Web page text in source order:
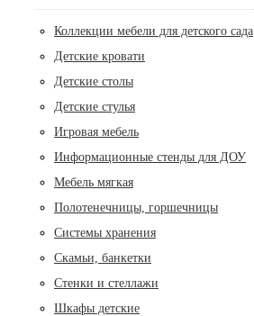
Коллекции мебели для детского сада
Детские кровати
Детские столы
Детские стулья
Игровая мебель
Информационные стенды для ДОУ
Мебель мягкая
Полотенечницы, горшечницы
Системы хранения
Скамьи, банкетки
Стенки и стеллажи
Шкафы детские